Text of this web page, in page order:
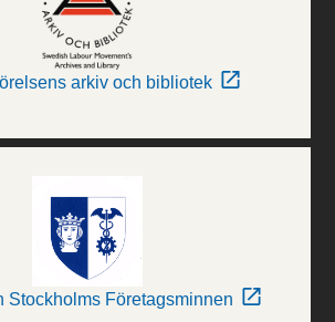
arkiv och bibliotek
Stockholms Företagsminnen